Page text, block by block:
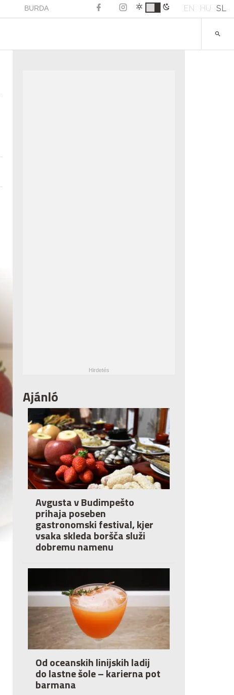
BURDA EN HU SL
Ajánló
Avgusta v Budimpešto
prihaja poseben
gastronomski festival, kjer
vsaka skleda boršča služi
dobremu namenu
Od oceanskih linijskih ladij
do lastne šole – karierna pot
barmana